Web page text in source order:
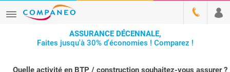
ASSURANCE DÉCENNALE,
Faites jusqu'à 30% d'économies ! Comparez !
Quelle activité en BTP / construction souhaitez-vous assurer ?